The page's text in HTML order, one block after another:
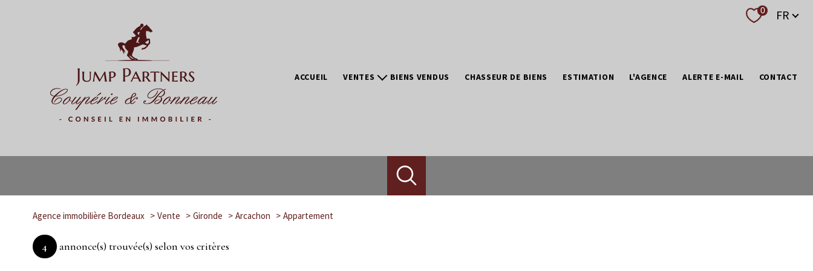
0 Langue
FR
ACCUEIL VENTES
Neuf/promotion
BIENS VENDUS CHASSEUR DE BIENS ESTIMATION L'AGENCE ALERTE E-MAIL CONTACT
Agence immobilière Bordeaux Vente Gironde Arcachon Appartement
4 annonce(s) trouvée(s) selon vos critères